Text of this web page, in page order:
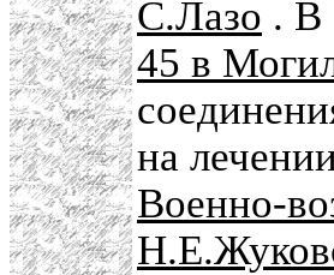
С.Лазо . В
45 в
на
Военно-